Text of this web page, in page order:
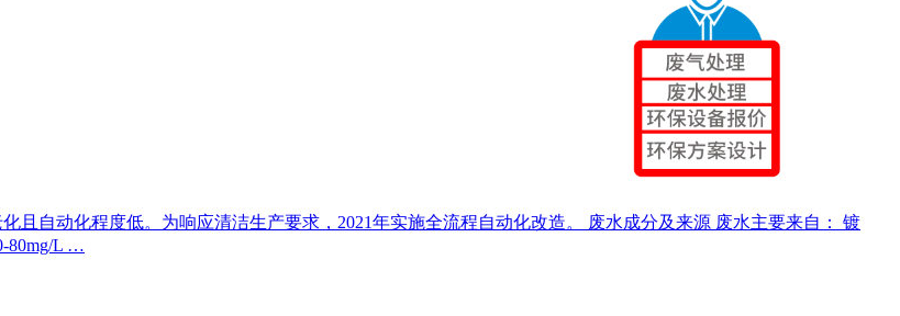
且自动化程度低。为响应清洁生产要求，2021年实施全流程自动化改造。 废水成分及来源 废水主要来自： 镀
80mg/L …